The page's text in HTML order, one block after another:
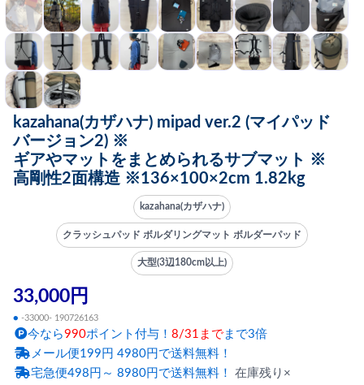
kazahana(カザハナ) mipad ver.2 (マイパッド
バージョン2) ※
ギアやマットをまとめられるサブマット ※
高剛性2面構造 ※136×100×2cm 1.82kg
kazahana(カザハナ)
クラッシュパッド ボルダリングマット ボルダーパッド
大型(3辺180cm以上)
33,000円
● -33000- 190726163
今なら990ポイント付与！ 8/31まで まで3倍
メール便199円 4980円で送料無料！
宅急便498円～ 8980円で送料無料！ 在庫残り×